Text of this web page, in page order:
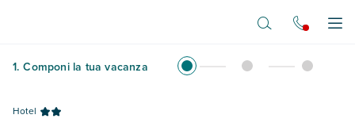
1. Componi la tua vacanza
Hotel